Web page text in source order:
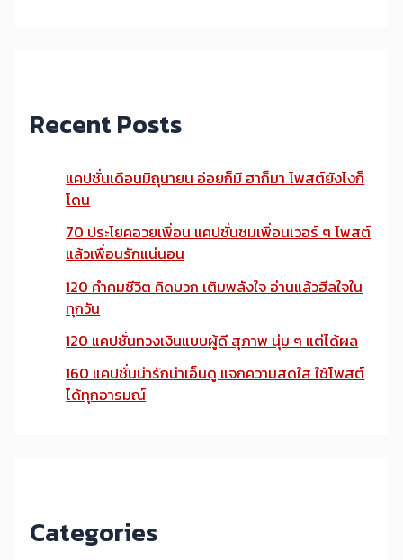
Recent Posts
แคปชั่นเดือนมิถุนายน อ่อยก็มี ฮาก็มา โพสต์ยังไงก็
โดน
70 ประโยคอวยเพื่อน แคปชั่นชมเพื่อนเวอร์ ๆ โพสต์
แล้วเพื่อนรักแน่นอน
120 คำคมชีวิต คิดบวก เติมพลังใจ อ่านแล้วฮีลใจใน
ทุกวัน
120 แคปชั่นทวงเงินแบบผู้ดี สุภาพ นุ่ม ๆ แต่ได้ผล
160 แคปชั่นน่ารักน่าเอ็นดู แจกความสดใส ใช้โพสต์
ได้ทุกอารมณ์
Categories